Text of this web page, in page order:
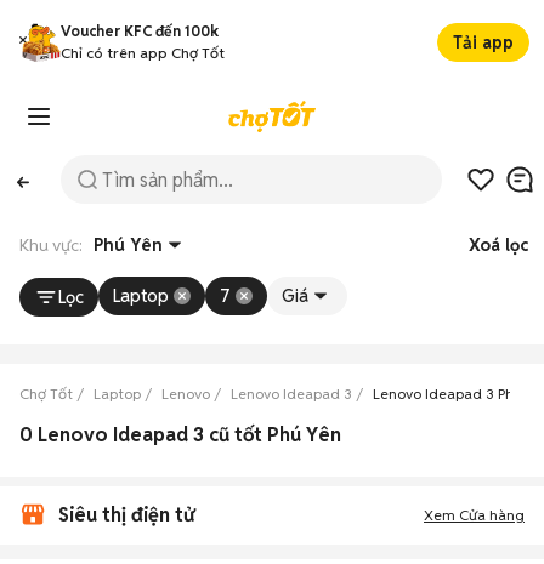
Voucher KFC đến 100k
Chỉ có trên app Chợ Tốt
Tải app
Khu vực: Phú Yên Xoá lọc
Lọc Laptop 7 Giá
Chợ Tốt Laptop Lenovo Lenovo Ideapad 3 Lenovo Ideapad 3 Phú
0 Lenovo Ideapad 3 cũ tốt Phú Yên
Siêu thị điện tử Xem Cửa hàng